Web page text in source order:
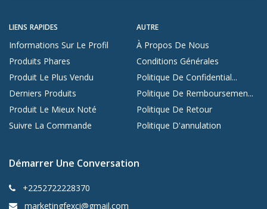
LIENS RAPIDES
Informations Sur Le Profil
Produits Phares
Produit Le Plus Vendu
Derniers Produits
Produit Le Mieux Noté
Suivre La Commande
AUTRE
À Propos De Nous
Conditions Générales
Politique De Confidential...
Politique De Remboursemen...
Politique De Retour
Politique D'annulation
Démarrer Une Conversation
+2252722228370
marketingfexci@gmail.com